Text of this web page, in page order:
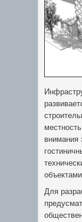
внимания
Для